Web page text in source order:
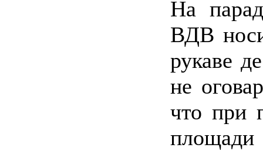
На
ВДВ
рукаве
не
что при